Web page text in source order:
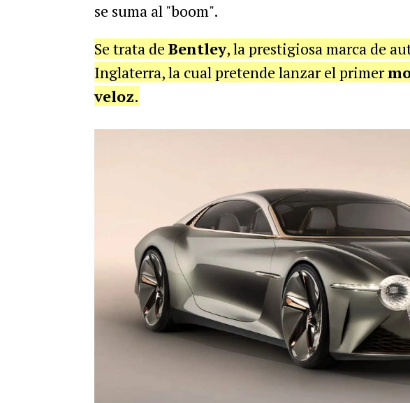
se suma al "boom".
Se trata de Bentley, la prestigiosa marca de
Inglaterra, la cual pretende lanzar el primer
veloz.